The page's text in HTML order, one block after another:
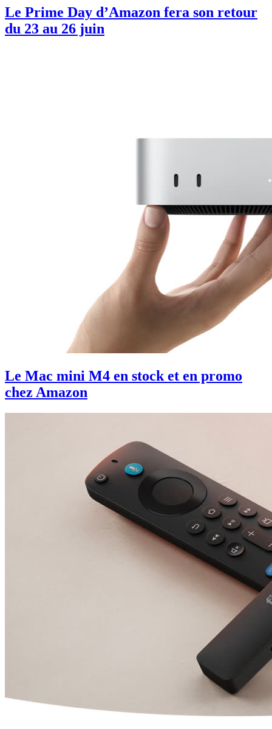
Le Prime Day d’Amazon fera son retour
du 23 au 26 juin
Le Mac mini M4 en stock et en promo
chez Amazon